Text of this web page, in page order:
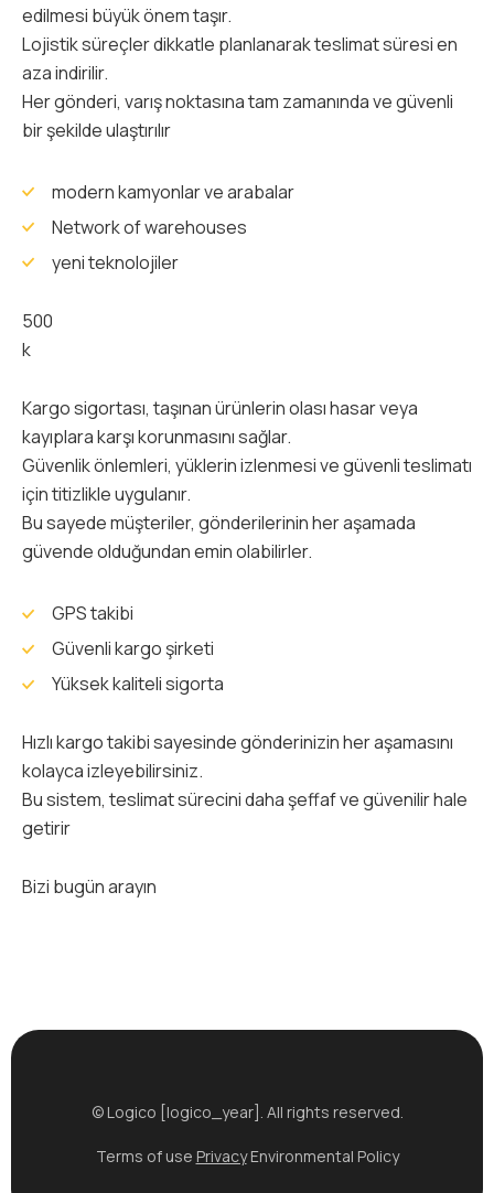
edilmesi büyük önem taşır.
Lojistik süreçler dikkatle planlanarak teslimat süresi en
aza indirilir.
Her gönderi, varış noktasına tam zamanında ve güvenli
bir şekilde ulaştırılır
modern kamyonlar ve arabalar
Network of warehouses
yeni teknolojiler
500
k
Kargo sigortası, taşınan ürünlerin olası hasar veya
kayıplara karşı korunmasını sağlar.
Güvenlik önlemleri, yüklerin izlenmesi ve güvenli teslimatı
için titizlikle uygulanır.
Bu sayede müşteriler, gönderilerinin her aşamada
güvende olduğundan emin olabilirler.
GPS takibi
Güvenli kargo şirketi
Yüksek kaliteli sigorta
Hızlı kargo takibi sayesinde gönderinizin her aşamasını
kolayca izleyebilirsiniz.
Bu sistem, teslimat sürecini daha şeffaf ve güvenilir hale
getirir
Bizi bugün arayın
© Logico [logico_year]. All rights reserved.
Terms of use PrivacyEnvironmental Policy